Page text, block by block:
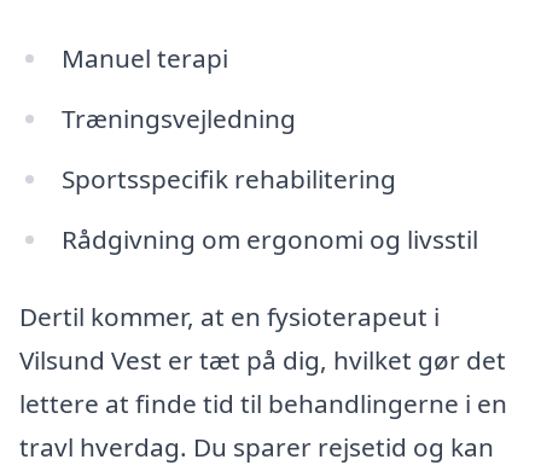
Manuel terapi
Træningsvejledning
Sportsspecifik rehabilitering
Rådgivning om ergonomi og livsstil
Dertil kommer, at en fysioterapeut i
Vilsund Vest er tæt på dig, hvilket gør det
lettere at finde tid til behandlingerne i en
travl hverdag. Du sparer rejsetid og kan